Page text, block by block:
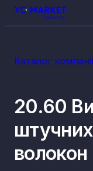
Каталог
20.60
штучних
волокон